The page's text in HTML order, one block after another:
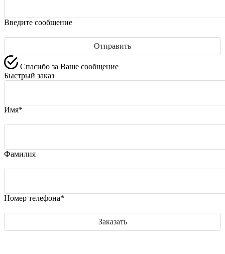
Введите сообщение
Спасибо за Ваше сообщение
Быстрый заказ
Имя*
Фамилия
Номер телефона*